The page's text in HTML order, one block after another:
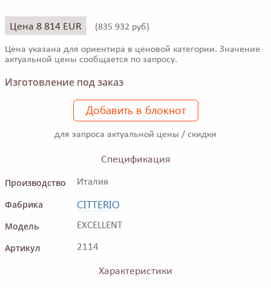
Цена 8 814 EUR (835 932 руб)
Цена указана для ориентира в ценовой категории. Значение
актуальной цены сообщается по запросу.
Изготовление под заказ
Добавить в блокнот
для запроса актуальной цены / скидки
Спецификация
Производство
Италия
Фабрика CITTERIO
Модель EXCELLENT
Артикул 2114
Характеристики